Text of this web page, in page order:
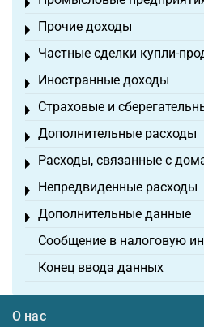
Toggle menu
Прочие доходы
Toggle menu
Частные сделки купли-
Toggle menu
Иностранные доходы
Toggle menu
Страховые и
Toggle menu
Дополнительные расходы
Toggle menu
Расходы, связанные с
Toggle menu
Непредвиденные расходы
Toggle menu
Дополнительные данные
Toggle menu
Сообщение в налоговую
Конец ввода данных
О нас